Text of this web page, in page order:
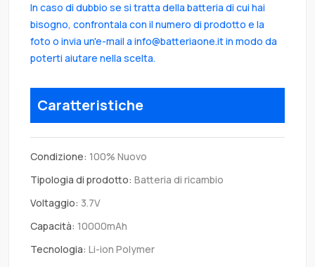
In caso di dubbio se si tratta della batteria di cui hai
bisogno, confrontala con il numero di prodotto e la
foto o invia un'e-mail a info@batteriaone.it in modo da
poterti aiutare nella scelta.
Caratteristiche
Condizione: 100% Nuovo
Tipologia di prodotto: Batteria di ricambio
Voltaggio: 3.7V
Capacità: 10000mAh
Tecnologia: Li-ion Polymer